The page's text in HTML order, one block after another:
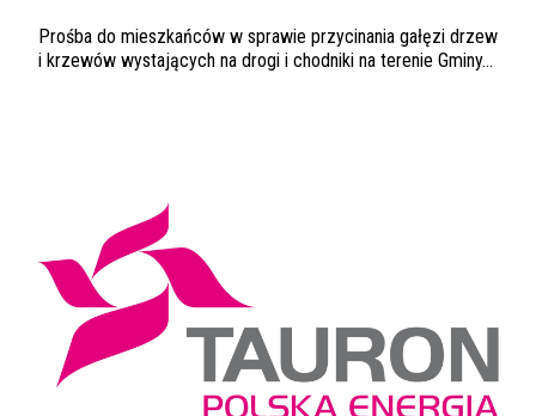
Prośba do mieszkańców w sprawie przycinania gałęzi drzew
i krzewów wystających na drogi i chodniki na terenie Gminy...